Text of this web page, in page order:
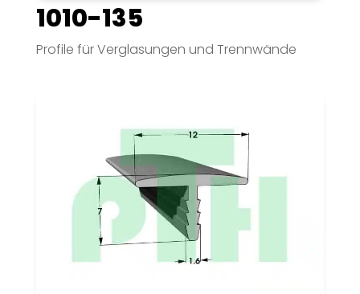
1010-135
Profile für Verglasungen und Trennwände